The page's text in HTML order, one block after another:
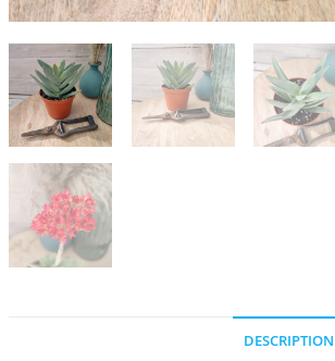
DESCRIPTION